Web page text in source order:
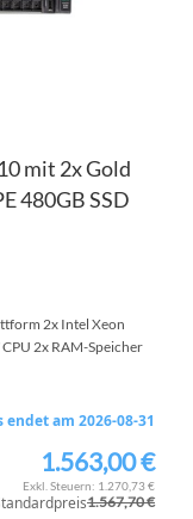
mit 2x Gold
480GB SSD
2x Intel Xeon
2x RAM-Speicher
am 2026-08-31
Sonderpreis1.563,00 €
1.270,73 €
1.567,70 €